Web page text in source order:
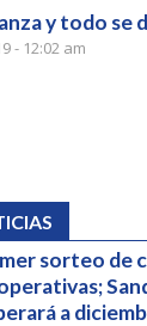
y todo se
- 12:02 am
sorteo de
a